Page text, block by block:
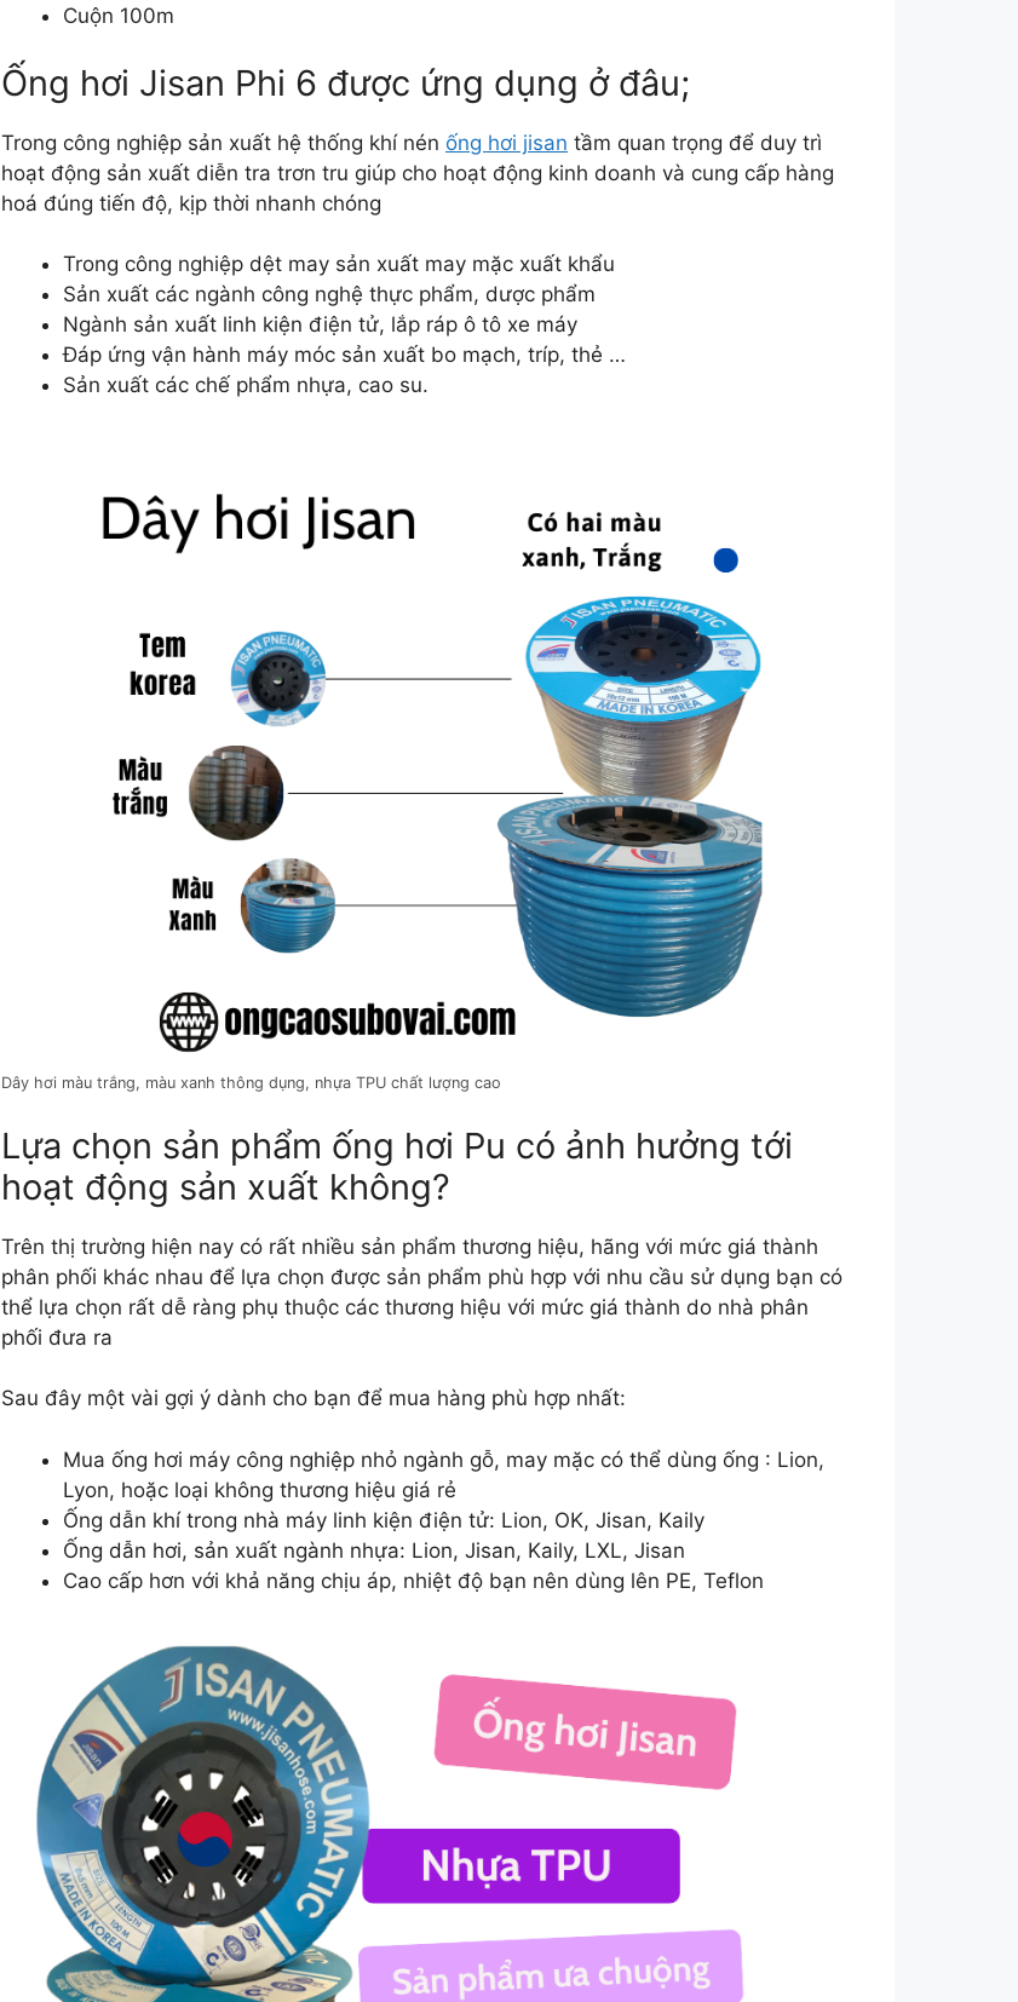
Cuộn 100m
Ống hơi Jisan Phi 6 được ứng dụng ở đâu;
Trong công nghiệp sản xuất hệ thống khí nén ống hơi jisan tầm quan trọng để duy trì
hoạt động sản xuất diễn tra trơn tru giúp cho hoạt động kinh doanh và cung cấp hàng
hoá đúng tiến độ, kịp thời nhanh chóng
Trong công nghiệp dệt may sản xuất may mặc xuất khẩu
Sản xuất các ngành công nghệ thực phẩm, dược phẩm
Ngành sản xuất linh kiện điện tử, lắp ráp ô tô xe máy
Đáp ứng vận hành máy móc sản xuất bo mạch, tríp, thẻ …
Sản xuất các chế phẩm nhựa, cao su.
Dây hơi màu trắng, màu xanh thông dụng, nhựa TPU chất lượng cao
Lựa chọn sản phẩm ống hơi Pu có ảnh hưởng tới
hoạt động sản xuất không?
Trên thị trường hiện nay có rất nhiều sản phẩm thương hiệu, hãng với mức giá thành
phân phối khác nhau để lựa chọn được sản phẩm phù hợp với nhu cầu sử dụng bạn có
thể lựa chọn rất dễ ràng phụ thuộc các thương hiệu với mức giá thành do nhà phân
phối đưa ra
Sau đây một vài gợi ý dành cho bạn để mua hàng phù hợp nhất:
Mua ống hơi máy công nghiệp nhỏ ngành gỗ, may mặc có thể dùng ống : Lion,
Lyon, hoặc loại không thương hiệu giá rẻ
Ống dẫn khí trong nhà máy linh kiện điện tử: Lion, OK, Jisan, Kaily
Ống dẫn hơi, sản xuất ngành nhựa: Lion, Jisan, Kaily, LXL, Jisan
Cao cấp hơn với khả năng chịu áp, nhiệt độ bạn nên dùng lên PE, Teflon